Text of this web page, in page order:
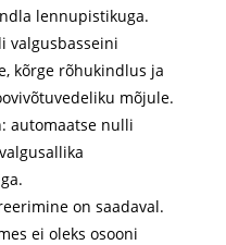
lennupistikuga.
valgusbasseini
kõrge rõhukindlus ja
mõjule.
automaatse nulli
on saadaval.
ei oleks osooni